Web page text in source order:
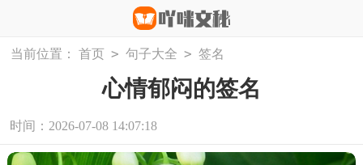
当前位置： 首页 > 句子大全 > 签名
心情郁闷的签名
时间：2026-07-08 14:07:18